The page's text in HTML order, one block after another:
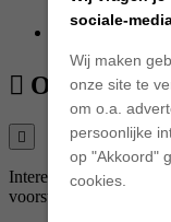
Offerte
Interesse in deze
voorstel op maat.
sociale-
Wij maken
onze site te
om o.a.
persoonlijke
op "Akkoord"
cookies.